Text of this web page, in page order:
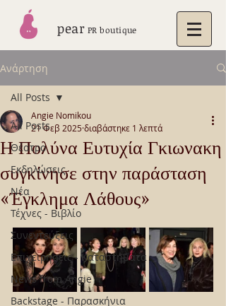
pear PR boutique
Ανάρτηση
All Posts
Θέατρο
Εκδηλώσεις
Νέα
Τέχνες - Βιβλίο
Συνεντεύξεις
Επιχειρήσεις - Καταστήματα
News from Angie
Backstage - Παρασκήνια
All Posts
Η Πολύνα Ευτυχία Γκιωνακη
συγκίνησε στην παράσταση
«Έγκλημα Λάθους»
Angie Nomikou
21 Φεβ 2025 διαβάστηκε 1 λεπτά